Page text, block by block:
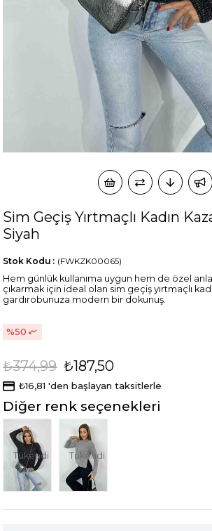
Sim Geçiş Yırtmaçlı Kadın
Siyah
(FWKZK00065)
Stok Kodu
Hem günlük kullanıma uygun hem de özel
çıkarmak için ideal olan sim geçiş yırtmaçlı
gardırobunuza modern bir dokunuş.
50
₺374,99 ₺187,50
₺16,81 'den başlayan taksitlerle
Diğer renk seçenekleri
Tükendi Tükendi